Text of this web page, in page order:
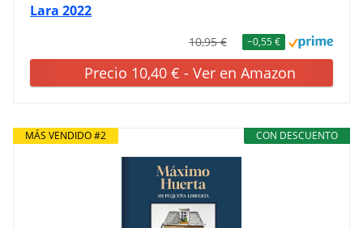
Lara 2022
10,95 € −0,55 €
Precio 10,40 € - Ver en Amazon
CON DESCUENTO
MÁS VENDIDO #2